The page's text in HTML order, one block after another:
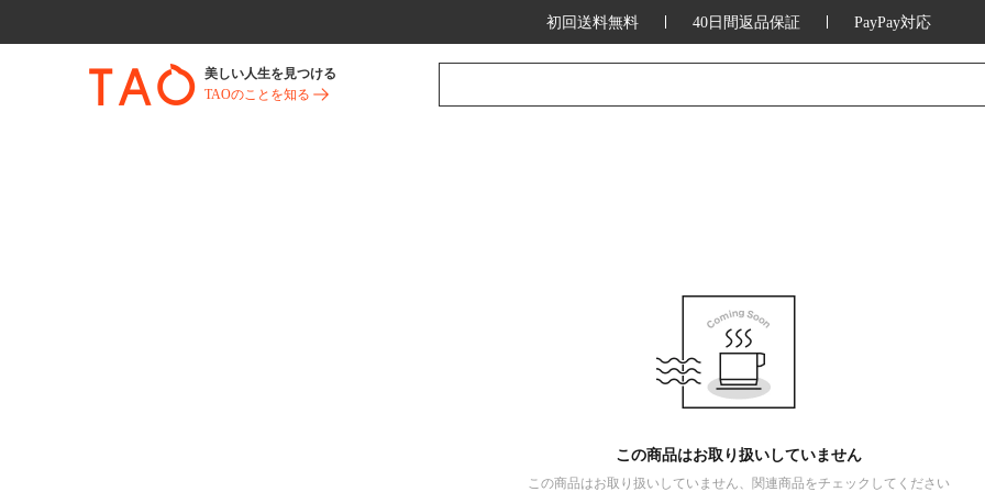
初回送料無料 40日間返品保証 PayPay対応
美しい人生を見つける
TAOのことを知る
この商品はお取り扱いしていません
この商品はお取り扱いしていません、関連商品をチェックしてください